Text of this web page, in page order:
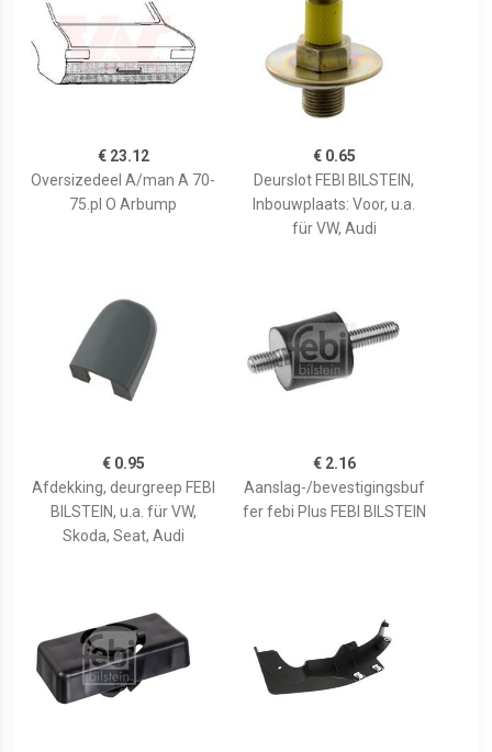
€ 23.12
Oversizedeel A/man A 70-
75.pl O Arbump
€ 0.65
Deurslot FEBI BILSTEIN,
Inbouwplaats: Voor, u.a.
für VW, Audi
€ 0.95
Afdekking, deurgreep FEBI
BILSTEIN, u.a. für VW,
Skoda, Seat, Audi
€ 2.16
Aanslag-/bevestigingsbuf
fer febi Plus FEBI BILSTEIN